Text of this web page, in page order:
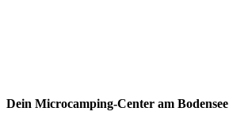
Dein Microcamping-Center am Bodensee